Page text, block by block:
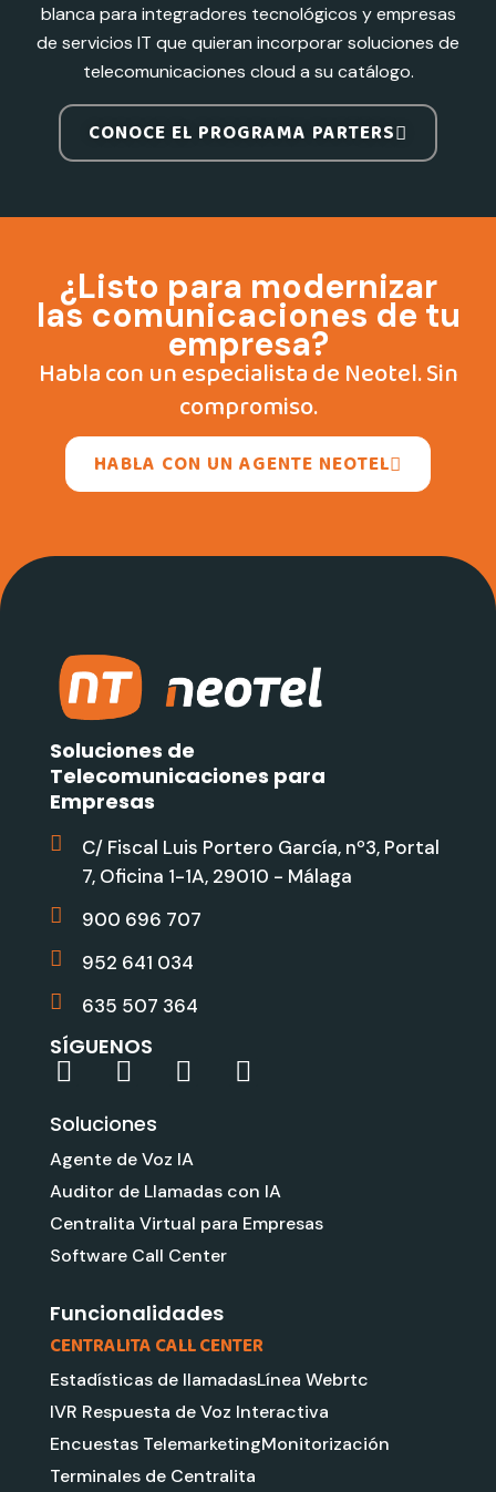
blanca para integradores tecnológicos y empresas
de servicios IT que quieran incorporar soluciones de
telecomunicaciones cloud a su catálogo.
CONOCE EL PROGRAMA PARTERS
¿Listo para modernizar
las comunicaciones de tu
empresa?
Habla con un especialista de Neotel. Sin
compromiso.
HABLA CON UN AGENTE NEOTEL
Soluciones de
Telecomunicaciones para
Empresas
C/ Fiscal Luis Portero García, nº3, Portal
7, Oficina 1-1A, 29010 - Málaga
900 696 707
952 641 034
635 507 364
SÍGUENOS
L
n
k
e
d
i
n
Y
u
t
u
b
e
G
g
l
e
I
a
g
Soluciones
Agente de Voz IA
Auditor de Llamadas con IA
Centralita Virtual para Empresas
Software Call Center
Funcionalidades
CENTRALITA CALL CENTER
Estadísticas de llamadasLínea Webrtc
IVR Respuesta de Voz Interactiva
Encuestas TelemarketingMonitorización
Terminales de Centralita